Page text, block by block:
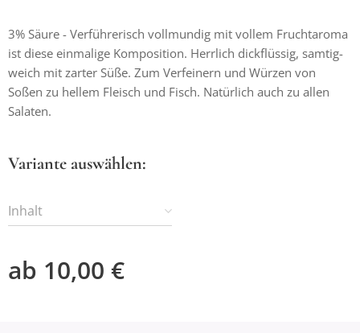
3% Säure - Verführerisch vollmundig mit vollem Fruchtaroma
ist diese einmalige Komposition. Herrlich dickflüssig, samtig-
weich mit zarter Süße. Zum Verfeinern und Würzen von
Soßen zu hellem Fleisch und Fisch. Natürlich auch zu allen
Salaten.
Variante auswählen:
Inhalt
ab 10,00 €